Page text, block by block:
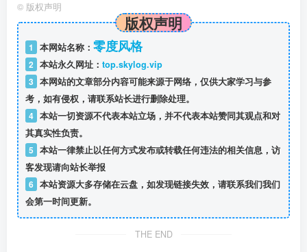
© 版权声明
版权声明
1 本网站名称： 零度风格
2 本站永久网址： top.skylog.vip
3 本网站的文章部分内容可能来源于网络，仅供大家学习与参
考，如有侵权，请联系站长进行删除处理。
4 本站一切资源不代表本站立场，并不代表本站赞同其观点和对
其真实性负责。
5 本站一律禁止以任何方式发布或转载任何违法的相关信息，访
客发现请向站长举报
6 本站资源大多存储在云盘，如发现链接失效，请联系我们我们
会第一时间更新。
THE END